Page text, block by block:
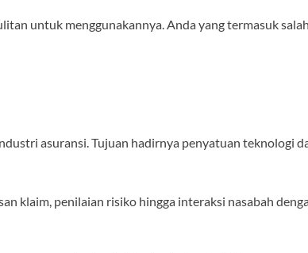
untuk menggunakannya. Anda yang termasuk
asuransi. Tujuan hadirnya penyatuan teknologi
klaim, penilaian risiko hingga interaksi nasabah